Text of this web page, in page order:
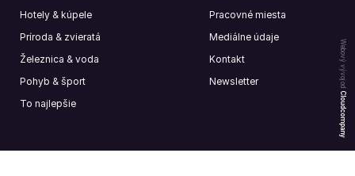
Webový vývoj od
Cloudcompany
Hotely & kúpele
Príroda & zvieratá
Železnica & voda
Pohyb & šport
To najlepšie
Pracovné miesta
Mediálne údaje
Kontakt
Newsletter